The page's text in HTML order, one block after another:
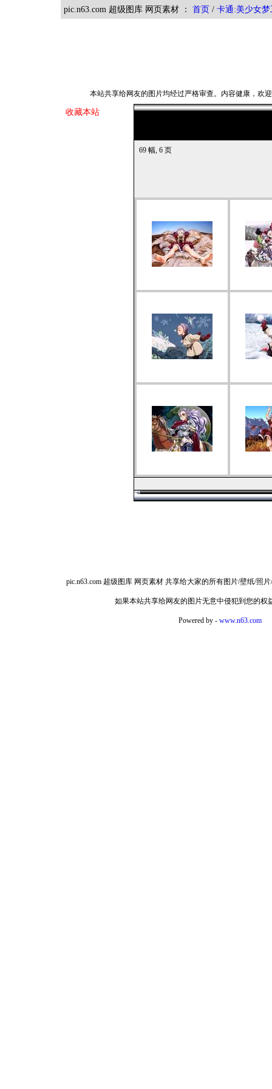
pic.n63.com 超级图库 网页素材 ： 首页 / 卡通:美少女梦
本站共享给网友的图片均经过严格审查。内容健康，欢
收藏本站
69 幅, 6 页
pic.n63.com 超级图库 网页素材 共享给大家的所有图片/壁纸/
如果本站共享给网友的图片无意中侵犯到您的权
Powered by - www.n63.com